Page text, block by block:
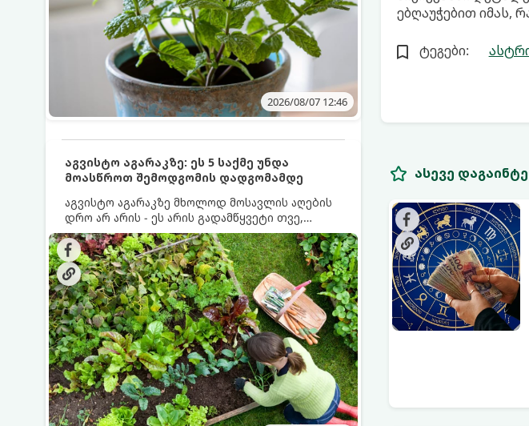
2026/08/07 12:46
აგვისტო აგარაკზე: ეს 5 საქმე უნდა
მოასწროთ შემოდგომის დადგომამდე
აგვისტო აგარაკზე მხოლოდ მოსავლის აღების
დრო არ არის - ეს არის გადამწყვეტი თვე,
როდესაც საფუძველი ეყრება მომავალი წლის
მოსავალს და ბაღი მზადდება შემოდგომა-
ზამთრის სეზონისთვის. იმისათვის, რომ
ნიადაგმა ენერგია აღიდგინოს, ხოლო
მცენარეებმა ზამთარს გაუძლონ, აგვისტოს
ბოლომდე 5 მნიშვნელოვანი საქმის გაკეთება
უნდა მოასწროთ:
ებღაუჭებით იმას,
ტეგები:
ასევე